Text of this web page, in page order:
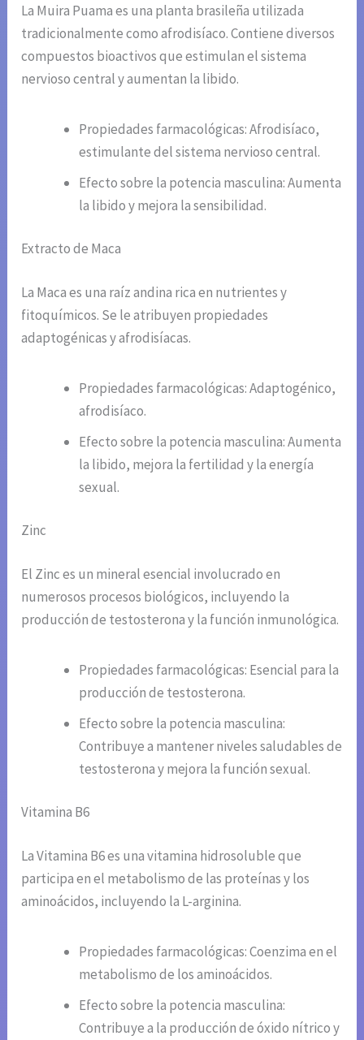
La Muira Puama es una planta brasileña utilizada
tradicionalmente como afrodisíaco. Contiene diversos
compuestos bioactivos que estimulan el sistema
nervioso central y aumentan la libido.
Propiedades farmacológicas: Afrodisíaco,
estimulante del sistema nervioso central.
Efecto sobre la potencia masculina: Aumenta
la libido y mejora la sensibilidad.
Extracto de Maca
La Maca es una raíz andina rica en nutrientes y
fitoquímicos. Se le atribuyen propiedades
adaptogénicas y afrodisíacas.
Propiedades farmacológicas: Adaptogénico,
afrodisíaco.
Efecto sobre la potencia masculina: Aumenta
la libido, mejora la fertilidad y la energía
sexual.
Zinc
El Zinc es un mineral esencial involucrado en
numerosos procesos biológicos, incluyendo la
producción de testosterona y la función inmunológica.
Propiedades farmacológicas: Esencial para la
producción de testosterona.
Efecto sobre la potencia masculina:
Contribuye a mantener niveles saludables de
testosterona y mejora la función sexual.
Vitamina B6
La Vitamina B6 es una vitamina hidrosoluble que
participa en el metabolismo de las proteínas y los
aminoácidos, incluyendo la L-arginina.
Propiedades farmacológicas: Coenzima en el
metabolismo de los aminoácidos.
Efecto sobre la potencia masculina:
Contribuye a la producción de óxido nítrico y